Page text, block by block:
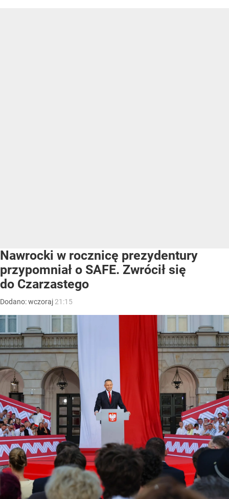
Nawrocki w rocznicę prezydentury
przypomniał o SAFE. Zwrócił się
do Czarzastego
Dodano:wczoraj 21:15